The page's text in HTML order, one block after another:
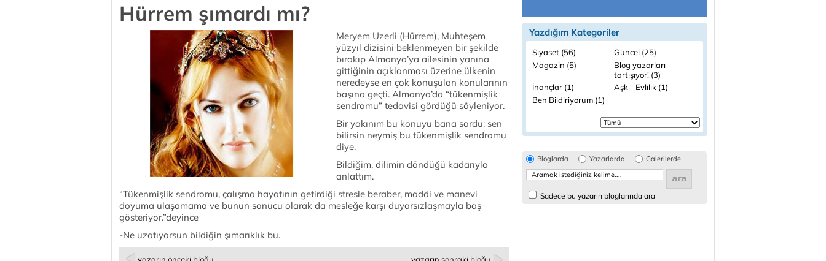
Hürrem şımardı mı?
Meryem Uzerli (Hürrem), Muhteşem
yüzyıl dizisini beklenmeyen bir şekilde
bırakıp Almanya’ya ailesinin yanına
gittiğinin açıklanması üzerine ülkenin
neredeyse en çok konuşulan konularının
başına geçti. Almanya’da “tükenmişlik
sendromu” tedavisi gördüğü söyleniyor.
Bir yakınım bu konuyu bana sordu; sen
bilirsin neymiş bu tükenmişlik sendromu
diye.
Bildiğim, dilimin döndüğü kadarıyla
anlattım.
“Tükenmişlik sendromu, çalışma hayatının getirdiği stresle beraber, maddi ve manevi
doyuma ulaşamama ve bunun sonucu olarak da mesleğe karşı duyarsızlaşmayla baş
gösteriyor.”deyince
-Ne uzatıyorsun bildiğin şımarıklık bu.
Yazdığım Kategoriler
Siyaset (56)
Güncel (25)
Magazin (5)
Blog yazarları
tartışıyor! (3)
İnançlar (1)
Aşk - Evlilik (1)
Ben Bildiriyorum (1)
Bloglarda Yazarlarda Galerilerde
Sadece bu yazarın bloglarında ara